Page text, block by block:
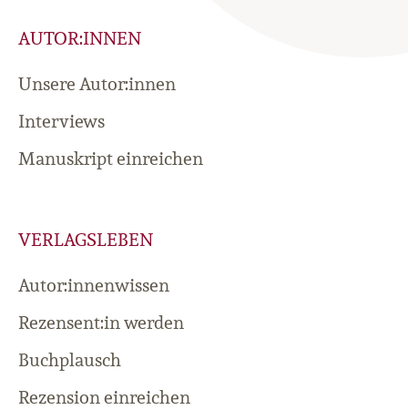
AUTOR:INNEN
Unsere Autor:innen
Interviews
Manuskript einreichen
VERLAGSLEBEN
Autor:innenwissen
Rezensent:in werden
Buchplausch
Rezension einreichen